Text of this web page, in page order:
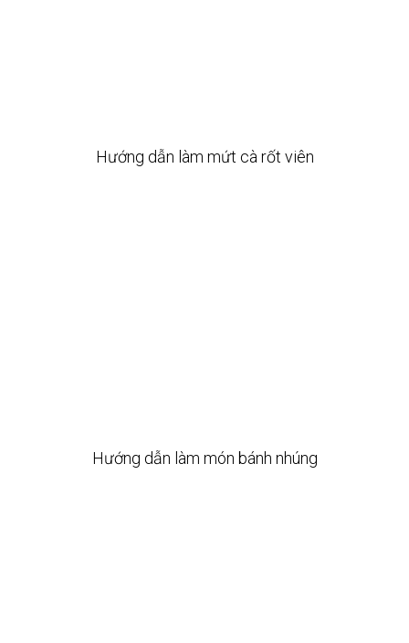
Hướng dẫn làm mứt cà rốt viên
Hướng dẫn làm món bánh nhúng